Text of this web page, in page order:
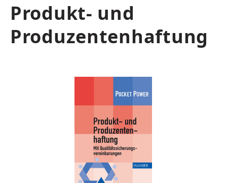
Produkt- und
Produzentenhaftung